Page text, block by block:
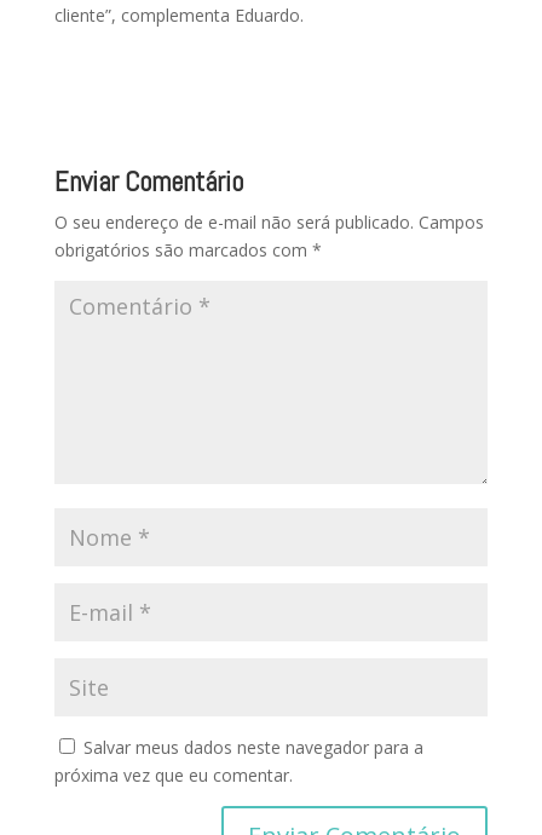
cliente”, complementa Eduardo.
Enviar Comentário
O seu endereço de e-mail não será publicado. Campos
obrigatórios são marcados com *
Salvar meus dados neste navegador para a
próxima vez que eu comentar.